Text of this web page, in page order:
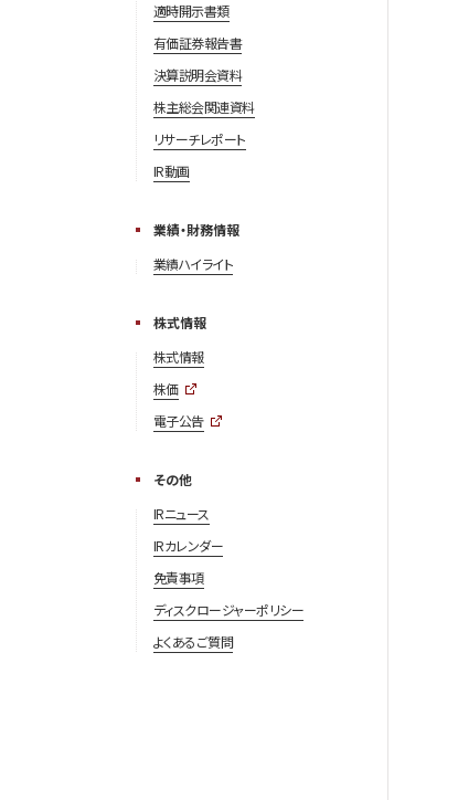
適時開示書類
有価証券報告書
決算説明会資料
株主総会関連資料
リサーチレポート
IR動画
業績・財務情報
業績ハイライト
株式情報
株式情報
株価
電子公告
その他
IRニュース
IRカレンダー
免責事項
ディスクロージャーポリシー
よくあるご質問